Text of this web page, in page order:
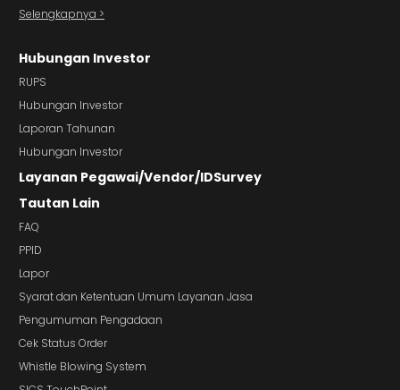
Selengkapnya >
Hubungan Investor
RUPS
Hubungan Investor
Laporan Tahunan
Hubungan Investor
Layanan Pegawai/Vendor/IDSurvey
Tautan Lain
FAQ
PPID
Lapor
Syarat dan Ketentuan Umum Layanan Jasa
Pengumuman Pengadaan
Cek Status Order
Whistle Blowing System